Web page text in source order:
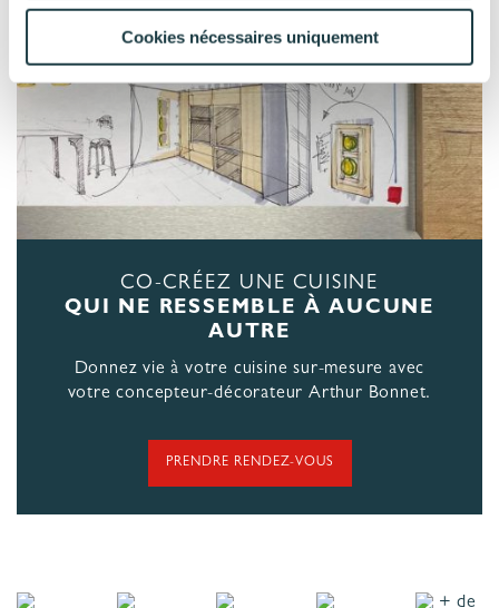
Cookies nécessaires uniquement
CO-CRÉEZ UNE CUISINE
QUI NE RESSEMBLE À AUCUNE
AUTRE
Donnez vie à votre cuisine sur-mesure avec
votre concepteur-décorateur Arthur Bonnet.
PRENDRE RENDEZ-VOUS